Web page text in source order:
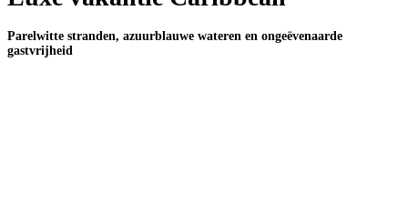
Parelwitte stranden, azuurblauwe wateren en ongeëvenaarde
gastvrijheid